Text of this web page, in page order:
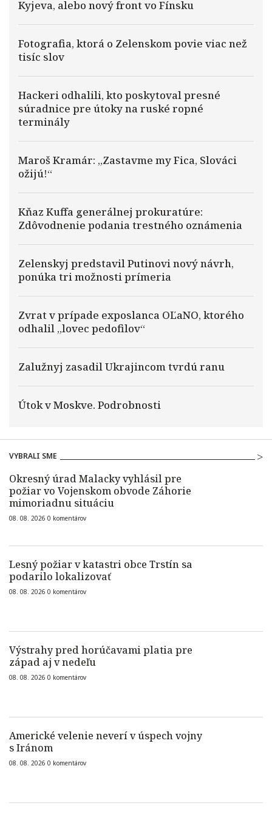
Kyjeva, alebo nový front vo Fínsku
Fotografia, ktorá o Zelenskom povie viac než
tisíc slov
Hackeri odhalili, kto poskytoval presné
súradnice pre útoky na ruské ropné
terminály
Maroš Kramár: „Zastavme my Fica, Slováci
ožijú!“
Kňaz Kuffa generálnej prokuratúre:
Zdôvodnenie podania trestného oznámenia
Zelenskyj predstavil Putinovi nový návrh,
ponúka tri možnosti prímeria
Zvrat v prípade exposlanca OĽaNO, ktorého
odhalil „lovec pedofilov“
Zalužnyj zasadil Ukrajincom tvrdú ranu
Útok v Moskve. Podrobnosti
VYBRALI SME
Okresný úrad Malacky vyhlásil pre
požiar vo Vojenskom obvode Záhorie
mimoriadnu situáciu
08. 08. 2026 0 komentárov
Lesný požiar v katastri obce Trstín sa
podarilo lokalizovať
08. 08. 2026 0 komentárov
Výstrahy pred horúčavami platia pre
západ aj v nedeľu
08. 08. 2026 0 komentárov
Americké velenie neverí v úspech vojny
s Iránom
08. 08. 2026 0 komentárov